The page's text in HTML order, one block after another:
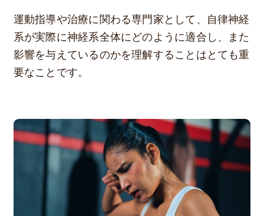
運動指導や治療に関わる専門家として、自律神経
系が実際に神経系全体にどのように適合し、また
影響を与えているのかを理解することはとても重
要なことです。